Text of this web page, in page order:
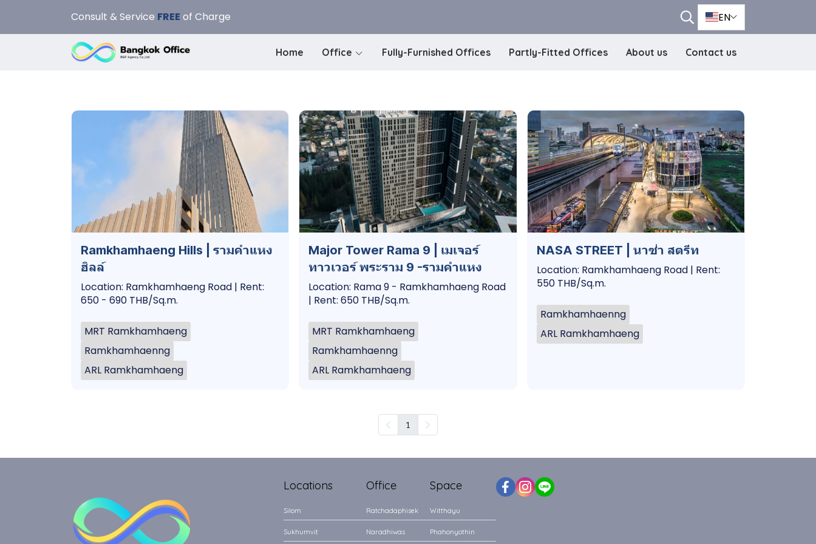
Consult & Service FREE of Charge EN
Home Office Fully-Furnished Offices Partly-Fitted Offices About us Contact us
Ramkhamhaeng Hills | รามคำแหง
ฮิลล์
Location: Ramkhamhaeng Road | Rent:
650 - 690 THB/Sq.m.
MRT Ramkhamhaeng
Ramkhamhaenng
ARL Ramkhamhaeng
Major Tower Rama 9 | เมเจอร์
ทาวเวอร์ พระราม 9 -รามคำแหง
Location: Rama 9 - Ramkhamhaeng Road
| Rent: 650 THB/Sq.m.
MRT Ramkhamhaeng
Ramkhamhaenng
ARL Ramkhamhaeng
NASA STREET | นาซ่า สตรีท
Location: Ramkhamhaeng Road | Rent:
550 THB/Sq.m.
Ramkhamhaenng
ARL Ramkhamhaeng
1
Locations
Silom
Sukhumvit
Office
Ratchadaphisek
Naradhiwas
Space
Witthayu
Phahonyothin